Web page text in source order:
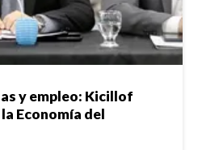
y empleo: Kicillof
Economía del